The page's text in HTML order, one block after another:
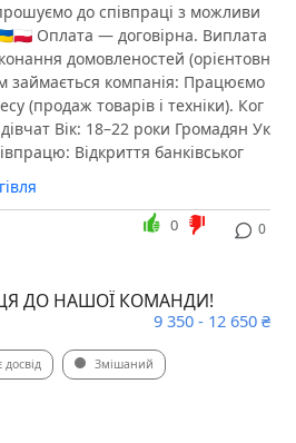
до співпраці з можливи
Оплата — договірна. Виплата
домовленостей (орієнтовн
займається компанія: Працюємо
(продаж товарів і техніки). Ког
Вік: 18–22 роки Громадян Ук
Відкриття банківськог
0
0
ДО НАШОЇ КОМАНДИ!
9 350 - 12 650 ₴
Змішаний